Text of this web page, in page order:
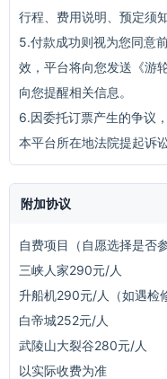
行程、费用说明、预定须
5.付款成功则视为您同意
效，平台将向您发送《游
向您提醒相关信息。
6.因委托订票产生的争议
本平台所在地法院提起诉讼
附加协议
自费项目（自愿选择是否
三峡人家290元/人
升船机290元/人（如遇检
白帝城252元/人
武陵山大裂谷280元/人
以实际收费为准